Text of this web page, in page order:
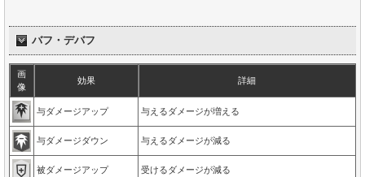
バフ・デバフ
画
像
効果 詳細
与ダメージアップ 与えるダメージが増える
与ダメージダウン 与えるダメージが減る
被ダメージアップ 受けるダメージが減る